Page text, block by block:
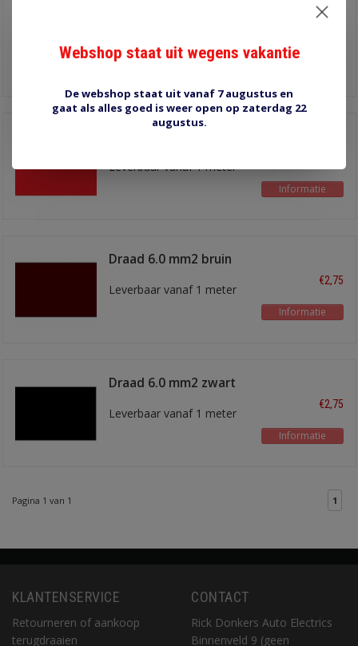
Leverbaar vanaf 1 meter
Informatie
Draad 6.0 mm2 bruin
Leverbaar vanaf 1 meter
€2,75
Informatie
Draad 6.0 mm2 zwart
Leverbaar vanaf 1 meter
€2,75
Informatie
Pagina 1 van 1 1
KLANTENSERVICE
Retourneren of aankoop
terugdraaien
CONTACT
Rick Donkers Auto Electrics
Binnenveld 9 (geen
Webshop staat uit wegens vakantie
De webshop staat uit vanaf 7 augustus en
gaat als alles goed is weer open op zaterdag 22
augustus.